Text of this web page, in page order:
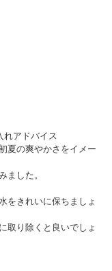
れアドバイス
夏の爽やかさをイメー
ました。
をきれいに保ちましょ
取り除くと良いでしょ